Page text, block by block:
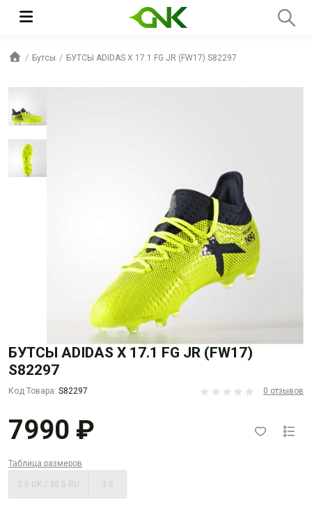
Бутсы БУТСЫ ADIDAS X 17.1 FG JR (FW17) S82297
БУТСЫ ADIDAS X 17.1 FG JR (FW17)
S82297
Код Товара: S82297 0 отзывов
7990 ₽
Таблица размеров
3.5 UK / 35.5 RU 3.5